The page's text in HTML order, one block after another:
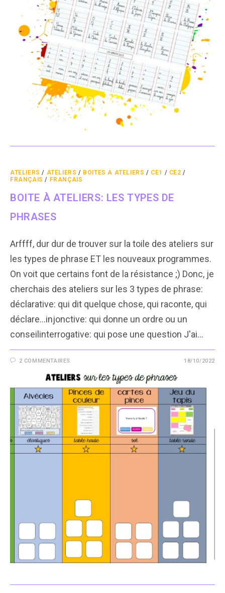
ATELIERS / ATELIERS / BOITES A ATELIERS / CE1 / CE2 /
FRANÇAIS / FRANÇAIS
BOITE À ATELIERS: LES TYPES DE
PHRASES
Arffff, dur dur de trouver sur la toile des ateliers sur
les types de phrase ET les nouveaux programmes.
On voit que certains font de la résistance ;) Donc, je
cherchais des ateliers sur les 3 types de phrase:
déclarative: qui dit quelque chose, qui raconte, qui
déclare...injonctive: qui donne un ordre ou un
conseilinterrogative: qui pose une question J'ai…
2 COMMENTAIRES 18/10/2022